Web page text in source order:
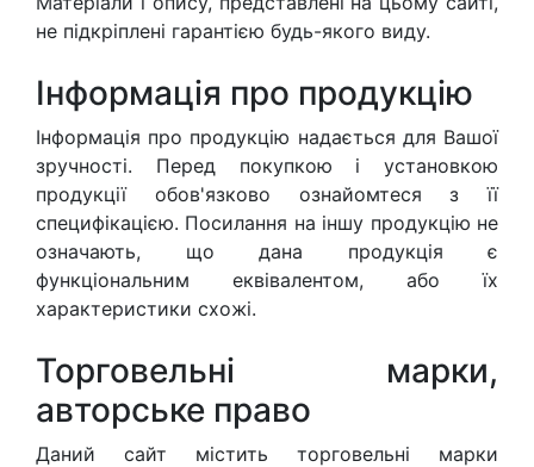
не підкріплені гарантією будь-якого виду.
Інформація про продукцію
Інформація про продукцію надається для Вашої
зручності. Перед покупкою і установкою
продукції обов'язково ознайомтеся з її
специфікацією. Посилання на іншу продукцію не
означають, що дана продукція є
функціональним еквівалентом, або їх
характеристики схожі.
Торговельні марки,
авторське право
Даний сайт містить торговельні марки